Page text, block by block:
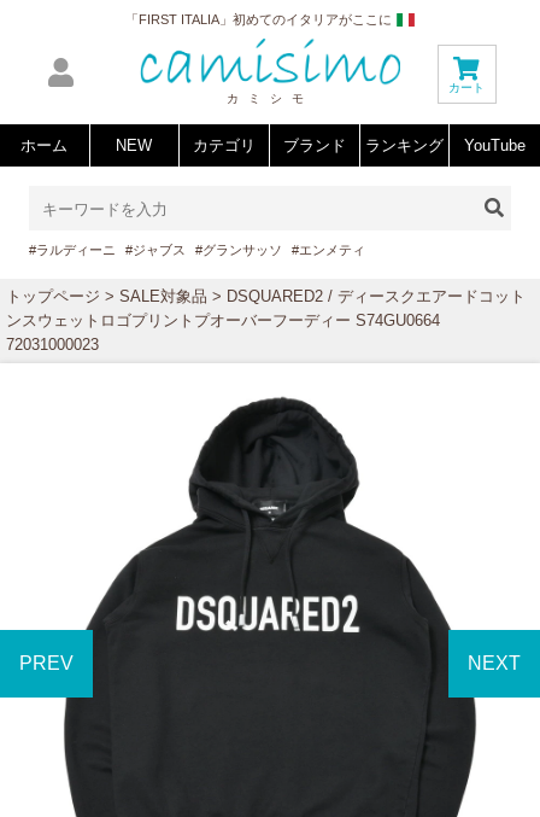
「FIRST ITALIA」初めてのイタリアがここに
カミシモ
カート
ホーム NEW カテゴリ ブランド ランキング YouTube
#ラルディーニ #ジャブス #グランサッソ #エンメティ
トップページ > SALE対象品 > DSQUARED2 / ディースクエアードコット
ンスウェットロゴプリントプオーバーフーディー S74GU0664
72031000023